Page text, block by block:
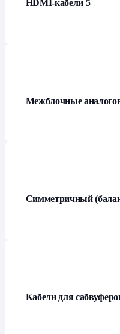
HDMI-кабели 5
Межблочные
Симметричный
Кабели для